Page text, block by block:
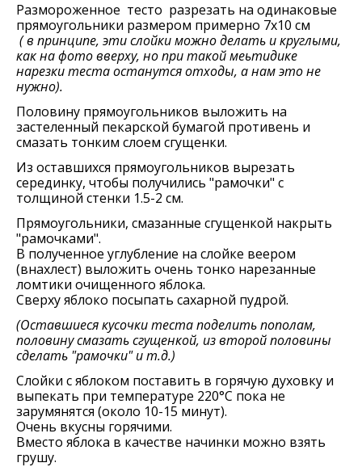
Размороженное тесто разрезать на одинаковые
прямоугольники размером примерно 7х10 см
( в принципе, эти слойки можно делать и круглыми,
как на фото вверху, но при такой меьтидике
нарезки теста останутся отходы, а нам это не
нужно).
Половину прямоугольников выложить на
застеленный пекарской бумагой противень и
смазать тонким слоем сгущенки.
Из оставшихся прямоугольников вырезать
серединку, чтобы получились "рамочки" с
толщиной стенки 1.5-2 см.
Прямоугольники, смазанные сгущенкой накрыть
"рамочками".
В полученное углубление на слойке веером
(внахлест) выложить очень тонко нарезанные
ломтики очищенного яблока.
Сверху яблоко посыпать сахарной пудрой.
(Оставшиеся кусочки теста поделить пополам,
половину смазать сгущенкой, из второй половины
сделать "рамочки" и т.д.)
Слойки с яблоком поставить в горячую духовку и
выпекать при температуре 220°C пока не
зарумянятся (около 10-15 минут).
Очень вкусны горячими.
Вместо яблока в качестве начинки можно взять
грушу.